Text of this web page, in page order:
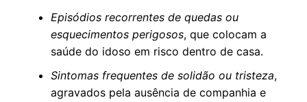
Episódios recorrentes de quedas ou
esquecimentos perigosos, que colocam a
saúde do idoso em risco dentro de casa.
Sintomas frequentes de solidão ou tristeza,
agravados pela ausência de companhia e